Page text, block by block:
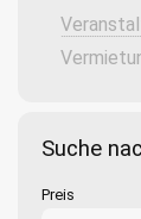
Suche
Preis